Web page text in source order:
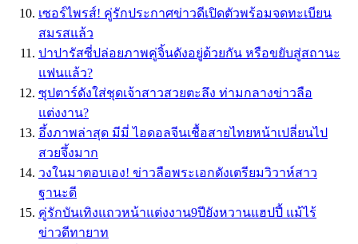
เซอร์ไพรส์! คู่รักประกาศข่าวดีเปิดตัวพร้อมจดทะเบียน
สมรสแล้ว
ปาปารัสซี่ปล่อยภาพคู่จิ้นดังอยู่ด้วยกัน หรือขยับสู่สถานะ
แฟนแล้ว?
ซุปตาร์ดังใส่ชุดเจ้าสาวสวยตะลึง ท่ามกลางข่าวลือ
แต่งงาน?
อึ้งภาพล่าสุด มีมี่ ไอดอลจีนเชื้อสายไทยหน้าเปลี่ยนไป
สวยจึ้งมาก
วงในมาตอบเอง! ข่าวลือพระเอกดังเตรียมวิวาห์สาว
ฐานะดี
คู่รักบันเทิงแถวหน้าแต่งงาน9ปียังหวานแฮปปี้ แม้ไร้
ข่าวดีทายาท